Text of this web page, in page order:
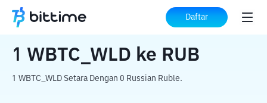
Daftar
Beranda Konverter Kripto WBTC_WLD ke
1 WBTC_WLD ke RUB
1 WBTC_WLD Setara Dengan 0 Russian Ruble.